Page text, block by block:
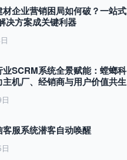
材企业营销困局如何破？一站式
决方案成关键利器
业SCRM系统全景赋能：螳螂科
主机厂、经销商与用户价值共生
服系统潜客自动唤醒